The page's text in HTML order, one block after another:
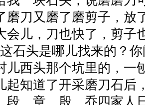
磨刀又磨了磨剪子，放
会儿，刀也快了，剪子
石头是哪儿找来的？
儿西头那个坑里的，一
起知道了开采磨刀石后
段、章、殷、乔四家人